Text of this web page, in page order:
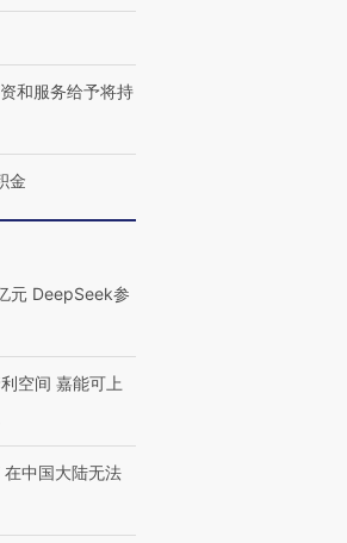
和服务给予将持
金
元 DeepSeek参
空间 嘉能可上
中国大陆无法